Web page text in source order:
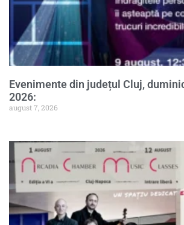
Evenimente din județul Cluj,
2026:
august 7, 2026